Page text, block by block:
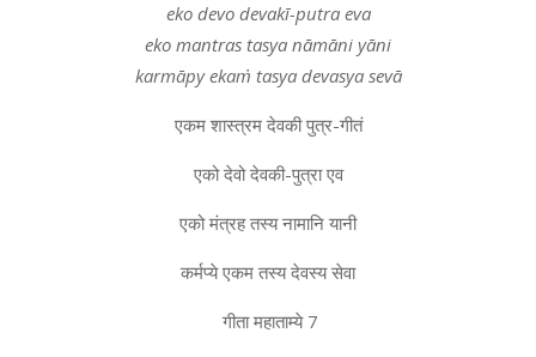
eko devo devakī-putra eva
eko mantras tasya nāmāni yāni
karmāpy ekaṁ tasya devasya sevā
एकम शास्त्रम देवकी पुत्र-गीतं
एको देवो देवकी-पुत्रा एव
एको मंत्रह तस्य नामानि यानी
कर्मप्ये एकम तस्य देवस्य सेवा
गीता महाताम्ये 7